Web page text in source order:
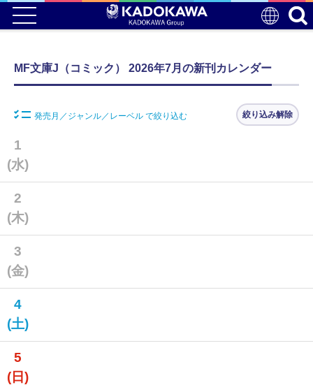
MF文庫J（コミック） 2026年7月の新刊カレンダー
発売月／ジャンル／レーベル で絞り込む 絞り込み解除
1
(水)
2
(木)
3
(金)
4
(土)
5
(日)